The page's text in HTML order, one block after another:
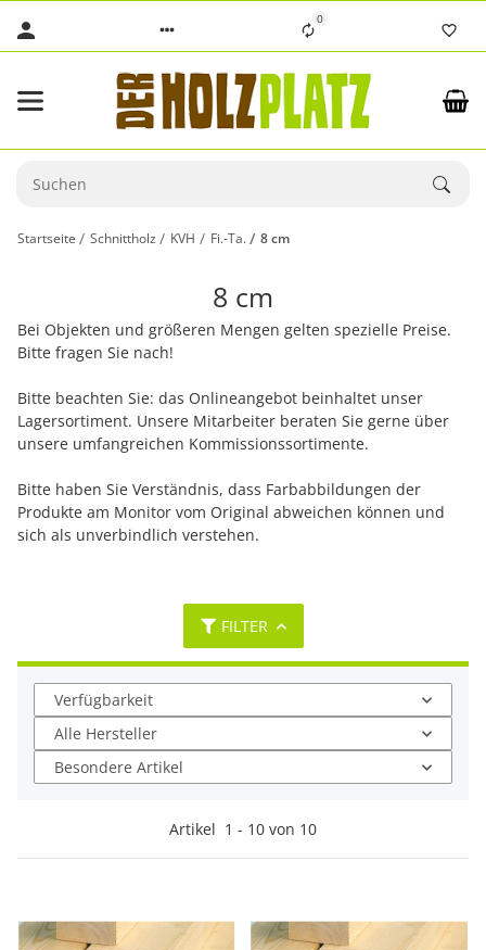
0
Startseite Schnittholz KVH Fi.-Ta. 8 cm
8 cm
Bei Objekten und größeren Mengen gelten spezielle Preise.
Bitte fragen Sie nach!
Bitte beachten Sie: das Onlineangebot beinhaltet unser
Lagersortiment. Unsere Mitarbeiter beraten Sie gerne über
unsere umfangreichen Kommissionssortimente.
Bitte haben Sie Verständnis, dass Farbabbildungen der
Produkte am Monitor vom Original abweichen können und
sich als unverbindlich verstehen.
FILTER
Verfügbarkeit
Alle Hersteller
Besondere Artikel
Artikel 1 - 10 von 10